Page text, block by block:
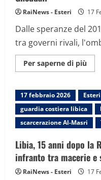
RaiNews - Esteri 17
Dalle speranze del
tra governi rivali,
Per saperne di più
anni
fa
la
che
fine
di
17 febbraio 2026 Esteri
guardia costiera libica
scarcerazione Al-Masri
Libia, 15 anni dopo la
infranto tra macerie e
RaiNews - Esteri 17